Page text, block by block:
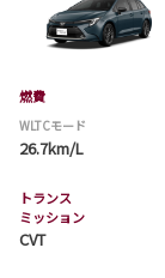
燃費
WLTCモード
26.7km/L
トランス
ミッション
CVT